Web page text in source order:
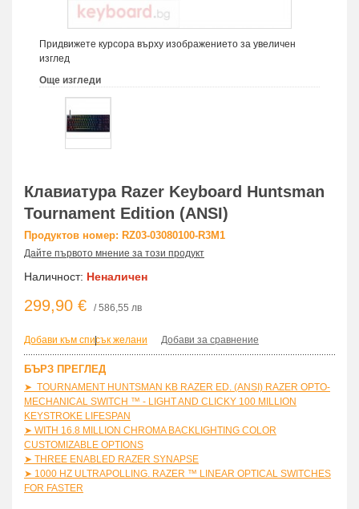
Придвижете курсора върху изображението за увеличен
изглед
Още изгледи
Клавиатура Razer Keyboard Huntsman
Tournament Edition (ANSI)
Продуктов номер: RZ03-03080100-R3M1
Дайте първото мнение за този продукт
Наличност: Неналичен
299,90 € / 586,55 лв
Добави към списък желани
| Добави за сравнение
БЪРЗ ПРЕГЛЕД
➤ TOURNAMENT HUNTSMAN KB RAZER ED. (ANSI) RAZER OPTO-
MECHANICAL SWITCH ™ - LIGHT AND CLICKY 100 MILLION
KEYSTROKE LIFESPAN
➤ WITH 16.8 MILLION CHROMA BACKLIGHTING COLOR
CUSTOMIZABLE OPTIONS
➤ THREE ENABLED RAZER SYNAPSE
➤ 1000 HZ ULTRAPOLLING. RAZER ™ LINEAR OPTICAL SWITCHES
FOR FASTER